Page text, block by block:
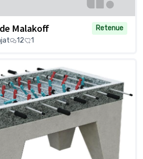
Malakoff
Retenue
12 1